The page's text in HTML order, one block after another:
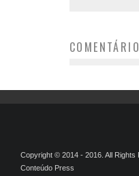
Copyright © 2014 - 2016. All Rights
Conteúdo Press